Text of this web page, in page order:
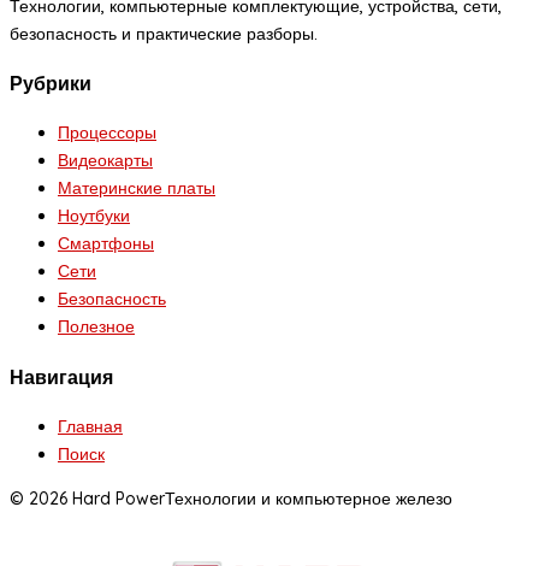
Технологии, компьютерные комплектующие, устройства, сети,
безопасность и практические разборы.
Рубрики
Процессоры
Видеокарты
Материнские платы
Ноутбуки
Смартфоны
Сети
Безопасность
Полезное
Навигация
Главная
Поиск
© 2026 Hard PowerТехнологии и компьютерное железо